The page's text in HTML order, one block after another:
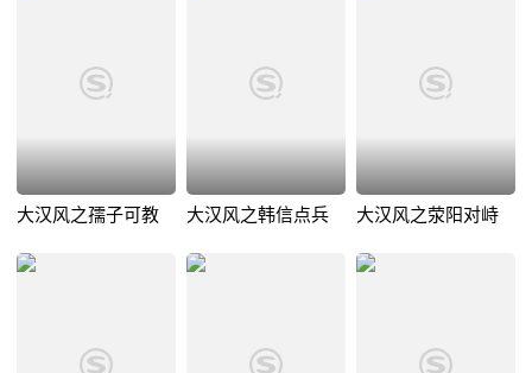
大汉风之孺子可教 大汉风之韩信点兵 大汉风之荥阳对峙